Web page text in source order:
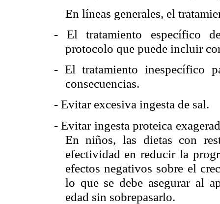
En líneas generales, el
- El tratamiento específico
protocolo que puede incluir
- El tratamiento inespecífico
consecuencias.
- Evitar excesiva ingesta de sal.
- Evitar ingesta proteica
En niños, las dietas con
efectividad en reducir la
efectos negativos sobre el
lo que se debe asegurar al
edad sin sobrepasarlo.